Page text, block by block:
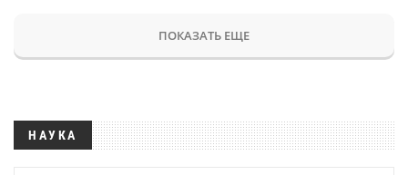
ПОКАЗАТЬ ЕЩЕ
НАУКА